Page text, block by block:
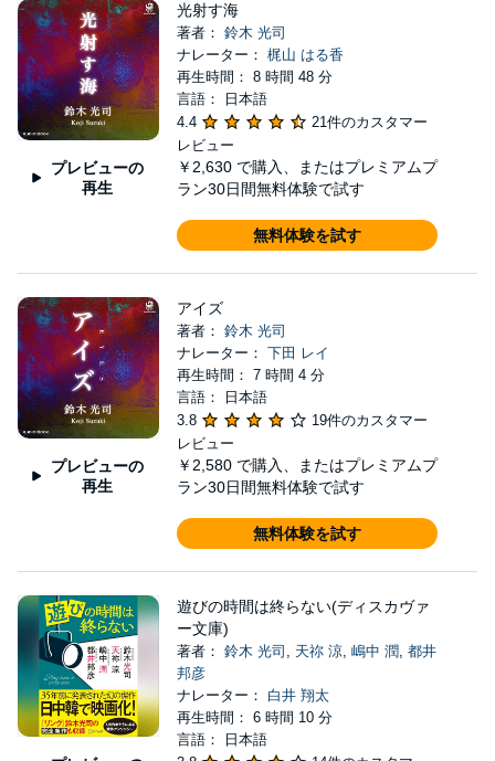
プレビューの
再生
光射す海
著者： 鈴木 光司
ナレーター： 梶山 はる香
再生時間： 8 時間 48 分
言語： 日本語
4.4
21件のカスタマー
レビュー
￥2,630 で購入、またはプレミアムプ
ラン30日間無料体験で試す
無料体験を試す
プレビューの
再生
アイズ
著者： 鈴木 光司
ナレーター： 下田 レイ
再生時間： 7 時間 4 分
言語： 日本語
3.8
19件のカスタマー
レビュー
￥2,580 で購入、またはプレミアムプ
ラン30日間無料体験で試す
無料体験を試す
遊びの時間は終らない(ディスカヴァ
ー文庫)
著者： 鈴木 光司 , 天祢 涼, 嶋中 潤, 都井
邦彦
ナレーター： 白井 翔太
再生時間： 6 時間 10 分
言語： 日本語